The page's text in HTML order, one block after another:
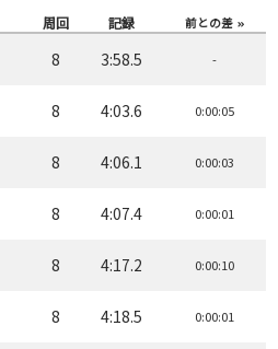
周回 記録 前との差
8 3:58.5 -
8 4:03.6 0:00:05
8 4:06.1 0:00:03
8 4:07.4 0:00:01
8 4:17.2 0:00:10
8 4:18.5 0:00:01